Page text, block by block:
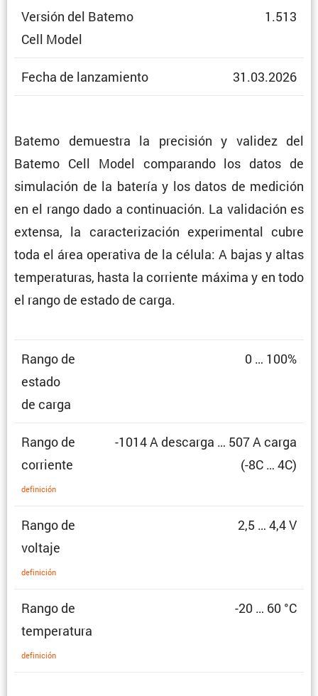
Versión del Batemo
Cell Model
1.513
Fecha de lanzamiento 31.03.2026
Batemo demuestra la preci­sión y validez del
Batemo Cell Model compa­rando los datos de
simula­ción de la batería y los datos de medición
en el rango dado a conti­nua­ción. La valida­ción es
extensa, la carac­te­ri­za­ción experi­mental cubre
toda el área opera­tiva de la célula: A bajas y altas
tempe­ra­turas, hasta la corriente máxima y en todo
el rango de estado de carga.
Rango de
estado
de carga
0 … 100%
Rango de
corriente
defini­ción
-1014 A descarga … 507 A carga
(-8C … 4C)
Rango de
voltaje
defini­ción
2,5 … 4,4 V
Rango de
temperatura
defini­ción
-20 … 60 °C